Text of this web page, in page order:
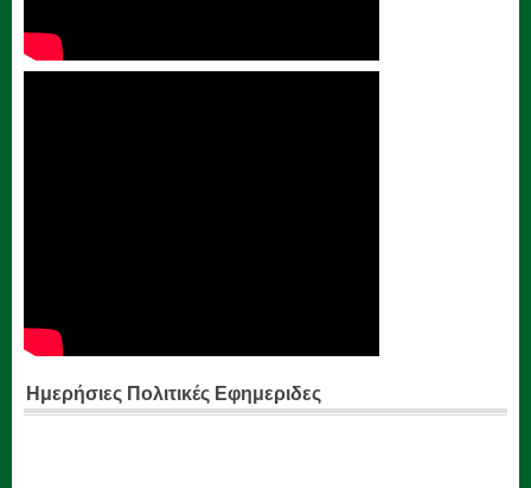
Ημερήσιες Πολιτικές Εφημεριδες